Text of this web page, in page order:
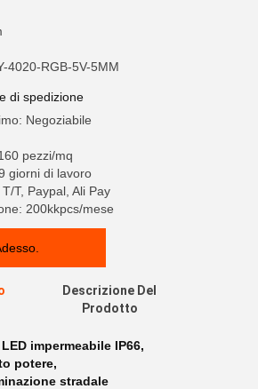
4020-RGB-5V-5MM
di spedizione
Negoziabile
pezzi/mq
giorni di lavoro
T, Paypal, Ali Pay
200kkpcs/mese
Descrizione Del
Prodotto
impermeabile IP66,
potere,
stradale